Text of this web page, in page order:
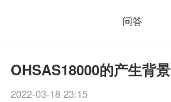
问答
OHSAS18000的产生背景
2022-03-18 23:15